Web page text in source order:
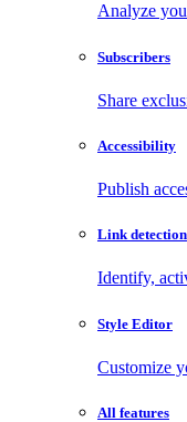
Analyze
Subscribers
Share
Accessibility
Publish
Link detection
Identify,
Style Editor
Customize
All features